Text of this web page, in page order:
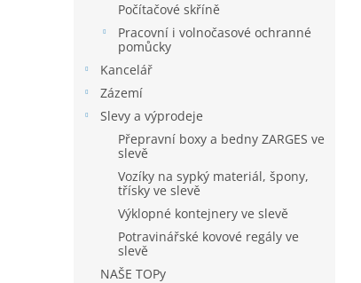
Počítačové skříně
Pracovní i volnočasové ochranné
pomůcky
Kancelář
Zázemí
Slevy a výprodeje
Přepravní boxy a bedny ZARGES ve
slevě
Vozíky na sypký materiál, špony,
třísky ve slevě
Výklopné kontejnery ve slevě
Potravinářské kovové regály ve
slevě
NAŠE TOPy